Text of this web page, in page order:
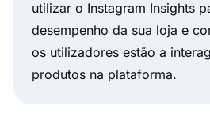
utilizar o Instagram Insights
desempenho da sua loja e
os utilizadores estão a
produtos na plataforma.